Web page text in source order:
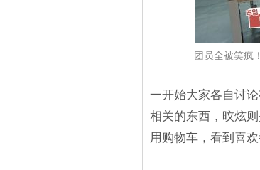
团员全被笑疯
一开始大家各自讨
相关的东西，旼炫
用购物车，看到喜欢